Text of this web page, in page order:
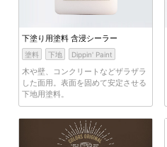
下塗り用塗料 含浸シーラー
塗料 下地 Dippin' Paint
木や壁、コンクリートなどザラザラ
した面用。表面を固めて安定させる
下地用塗料。